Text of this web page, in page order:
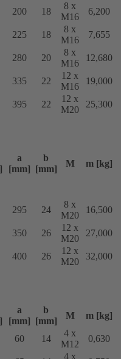
200 18
8 x
M16
6,200
225 18
8 x
M16
7,655
280 20
8 x
M16
12,680
335 22
12 x
M16
19,000
395 22
12 x
M20
25,300
a
[mm]
b
[mm]
M
m [kg]
295 24
8 x
M20
16,500
350 26
12 x
M20
27,000
400 26
12 x
M20
32,000
a
[mm]
b
[mm]
M m [kg]
60 14
4 x
M12
0,630
4 x